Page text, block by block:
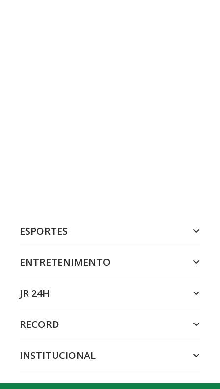
ESPORTES
ENTRETENIMENTO
JR 24H
RECORD
INSTITUCIONAL